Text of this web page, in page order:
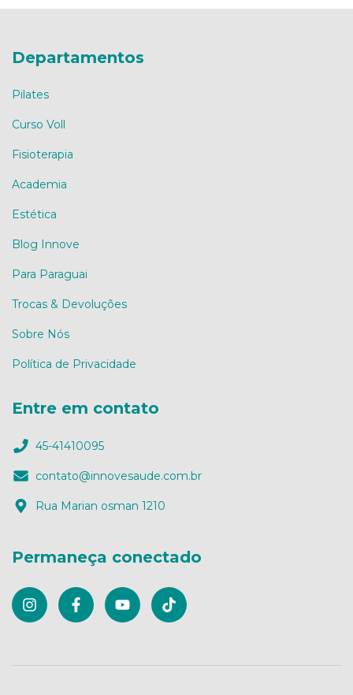
Departamentos
Pilates
Curso Voll
Fisioterapia
Academia
Estética
Blog Innove
Para Paraguai
Trocas & Devoluções
Sobre Nós
Política de Privacidade
Entre em contato
45-41410095
contato@innovesaude.com.br
Rua Marian osman 1210
Permaneça conectado